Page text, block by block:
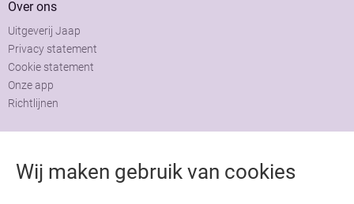
Wij maken gebruik van cookies
Over ons
Uitgeverij Jaap
Privacy statement
Cookie statement
Onze app
Richtlijnen
Adviesraad
Colofon